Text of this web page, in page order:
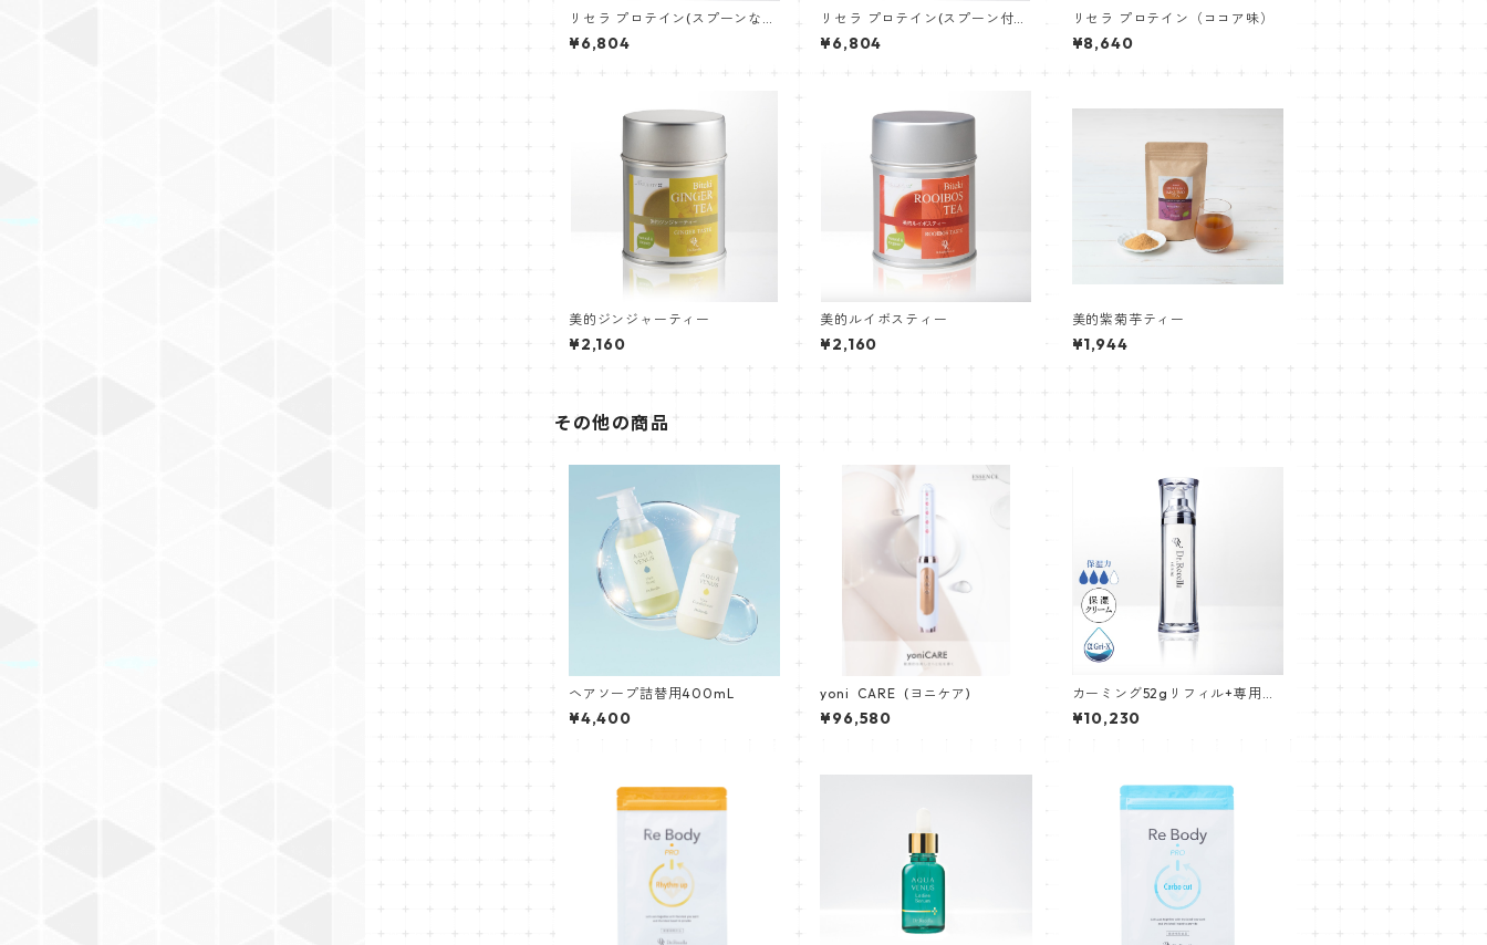
リセラ プロテイン(スプーンな
し)
¥6,804
リセラ プロテイン(スプーン付
き)
¥6,804
リセラ プロテイン（ココア味）
¥8,640
美的ジンジャーティー
¥2,160
美的ルイボスティー
¥2,160
美的紫菊芋ティー
¥1,944
その他の商品
ヘアソープ詰替用400mL
¥4,400
yoni CARE (ヨニケア)
¥96,580
カーミング52gリフィル+専用ボ
トル
¥10,230